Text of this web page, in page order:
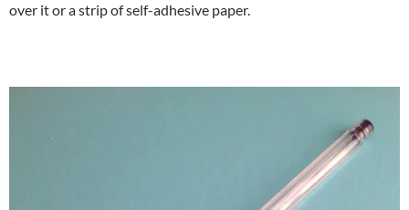
over it or a strip of self-adhesive paper.